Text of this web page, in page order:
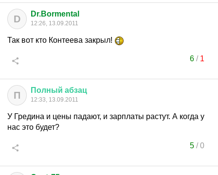
D Dr.Bormental
12:26, 13.09.2011
Так вот кто Контеева закрыл!
6/ 1
П Полный абзац
12:33, 13.09.2011
У Гредина и цены падают, и зарплаты растут. А когда у
нас это будет?
5/0